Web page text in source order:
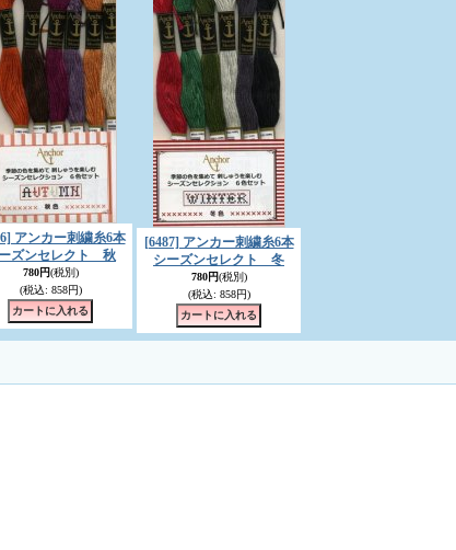
アンカー刺繍糸6本
ズンセレクト 秋
780円(税別)
(税込: 858円)
[6487] アンカー刺繍糸6本
シーズンセレクト 冬
780円(税別)
(税込: 858円)